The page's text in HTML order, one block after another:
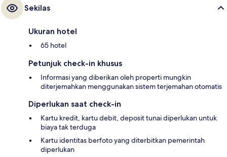
Sekilas
Ukuran hotel
65 hotel
Petunjuk check-in khusus
Informasi yang diberikan oleh properti mungkin
diterjemahkan menggunakan sistem terjemahan otomatis
Diperlukan saat check-in
Kartu kredit, kartu debit, deposit tunai diperlukan untuk
biaya tak terduga
Kartu identitas berfoto yang diterbitkan pemerintah
diperlukan